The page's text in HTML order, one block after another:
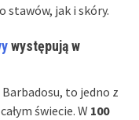
stawów, jak i skóry.
występują w
to jedno z
świecie. W 100